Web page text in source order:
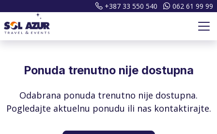
+387 33 550 540 062 61 99 99
Ponuda trenutno nije dostupna
Odabrana ponuda trenutno nije dostupna.
Pogledajte aktuelnu ponudu ili nas kontaktirajte.